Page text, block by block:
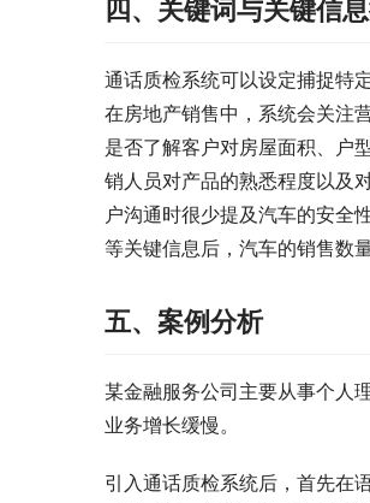
四、关键词与关键信
通话质检系统可以设定捕捉特
在房地产销售中，系统会关注
是否了解客户对房屋面积、户
销人员对产品的熟悉程度以及
户沟通时很少提及汽车的安全
等关键信息后，汽车的销售数
五、案例分析
某金融服务公司主要从事个人
业务增长缓慢。
引入通话质检系统后，首先在